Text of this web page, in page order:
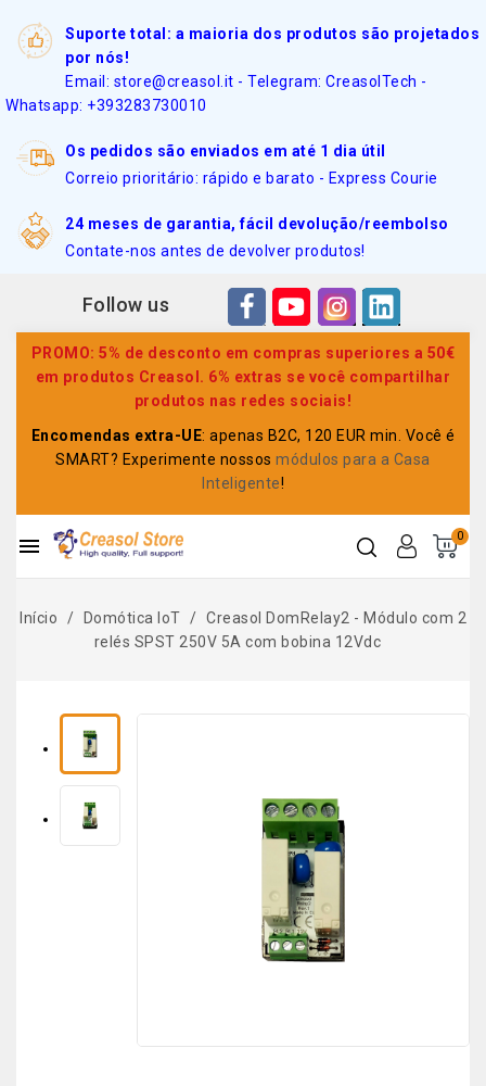
Suporte total: a maioria dos produtos são projetados
por nós!
Email: store@creasol.it - Telegram: CreasolTech -
Whatsapp: +393283730010
Os pedidos são enviados em até 1 dia útil
Correio prioritário: rápido e barato - Express Courie
24 meses de garantia, fácil devolução/reembolso
Contate-nos antes de devolver produtos!
Follow us
PROMO: 5% de desconto em compras superiores a 50€
em produtos Creasol. 6% extras se você compartilhar
produtos nas redes sociais!
Encomendas extra-UE: apenas B2C, 120 EUR min. Você é
SMART? Experimente nossosmódulos para a Casa
Inteligente!
0

Início Domótica IoT
Creasol DomRelay2 - Módulo com 2
relés SPST 250V 5A com bobina 12Vdc